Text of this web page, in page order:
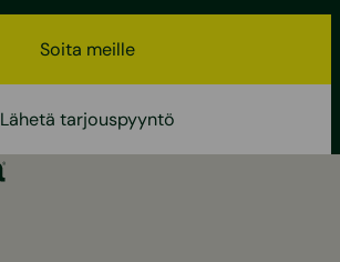
Soita meille
Lähetä tarjouspyyntö